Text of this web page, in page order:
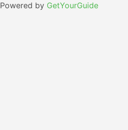
Powered by GetYourGuide